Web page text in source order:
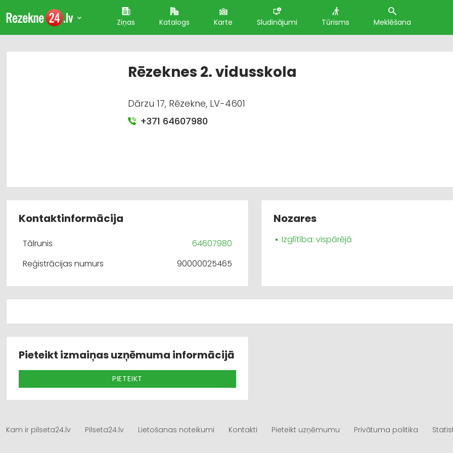
Ziņas Katalogs Karte Sludinājumi Tūrisms Meklēšana
Rēzeknes 2. vidusskola
Dārzu 17, Rēzekne, LV-4601
+371 64607980
Kontaktinformācija
Tālrunis
64607980
Reģistrācijas numurs
90000025465
Nozares
Izglītība: vispārējā
Pieteikt izmaiņas uzņēmuma informācijā
PIETEIKT
Kam ir pilseta24.lv Pilseta24.lv Lietošanas noteikumi Kontakti Pieteikt uzņēmumu Privātuma politika